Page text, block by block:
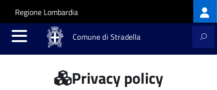
Salta al contenuto principale
Skip to site navigation
Regione Lombardia
Comune di Stradella
Privacy policy